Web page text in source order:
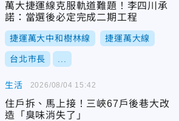
萬大捷運線克服軌道難題！李四川承
諾：當選後必定完成二期工程
捷運萬大中和樹林線 捷運萬大線
台北市長
生活
住戶拆、馬上接！三峽67戶後巷大改
造「臭味消失了」
2026/08/04 15:42